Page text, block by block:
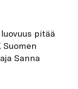
pitää
Sanna